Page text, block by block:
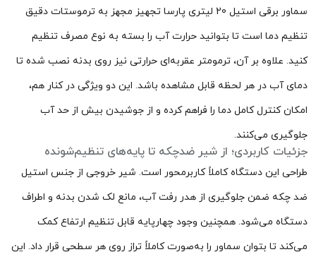
سماور برقی استیل 20 لیتری پارسا تجهیز مجهز به ترموستات دقیق
تنظیم دما است تا بتوانید حرارت آب را بسته به نوع مصرف تنظیم
کنید. علاوه بر آن، ترمومتر عقربه‌ای حرارتی نیز روی بدنه نصب شده تا
دمای آب در هر لحظه قابل مشاهده باشد. این دو ویژگی در کنار هم،
امکان کنترل کامل دما را فراهم کرده و از جوشیدن بیش از حد آب
جلوگیری می‌کنند.
جزئیات کاربردی؛ از شیر ضدچکه تا پایه‌های تنظیم‌شونده
طراحی این دستگاه کاملاً کاربرمحور است. شیر خروجی از جنس استیل
ضد چکه ضمن جلوگیری از هدر رفت آب، مانع لک شدن بدنه و اطراف
دستگاه می‌شود. همچنین وجود چهارپایه قابل تنظیم ارتفاع کمک
می‌کند تا بتوان سماور را به‌صورت کاملاً تراز روی هر سطحی قرار داد. این